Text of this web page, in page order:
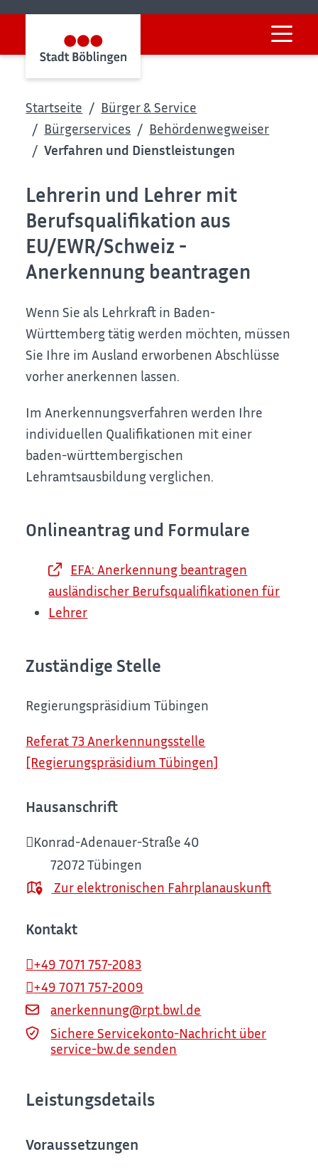
Startseite
Bürger & Service
Bürgerservices
Behördenwegweiser
Verfahren und Dienstleistungen
Lehrerin und Lehrer mit
Berufsqualifikation aus
EU/EWR/Schweiz -
Anerkennung beantragen
Wenn Sie als Lehrkraft in Baden-
Württemberg tätig werden möchten, müssen
Sie Ihre im Ausland erworbenen Abschlüsse
vorher anerkennen lassen.
Im Anerkennungsverfahren werden Ihre
individuellen Qualifi­kationen mit einer
baden-württembergischen
Lehramtsausbildung verglichen.
Onlineantrag und Formulare
EFA: Anerkennung beantragen
ausländischer Berufsqualifikationen für
Lehrer
Zuständige Stelle
Regierungspräsidium Tübingen
Referat 73 Anerkennungsstelle
[Regierungspräsidium Tübingen]
Hausanschrift
Konrad-Adenauer-Straße 40
72072Tübingen
Zur elektronischen Fahrplanauskunft
Kontakt
+49 7071 757-2083
+49 7071 757-2009
anerkennung@rpt.bwl.de
Sichere Servicekonto-Nachricht über
service-bw.de senden
Leistungsdetails
Voraussetzungen